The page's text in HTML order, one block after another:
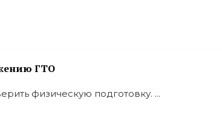
ГТО
физическую подготовку. ...